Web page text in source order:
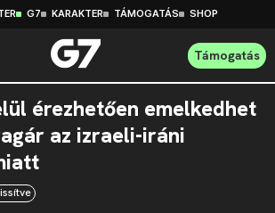
G7 KARAKTER TÁMOGATÁS SHOP
Támogatás
érezhetően emelkedhet
az izraeli-iráni